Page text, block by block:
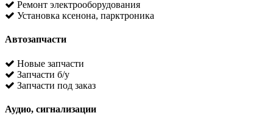
Ремонт электрооборудования
Установка ксенона, парктроника
Автозапчасти
Новые запчасти
Запчасти б/у
Запчасти под заказ
Аудио, сигнализации